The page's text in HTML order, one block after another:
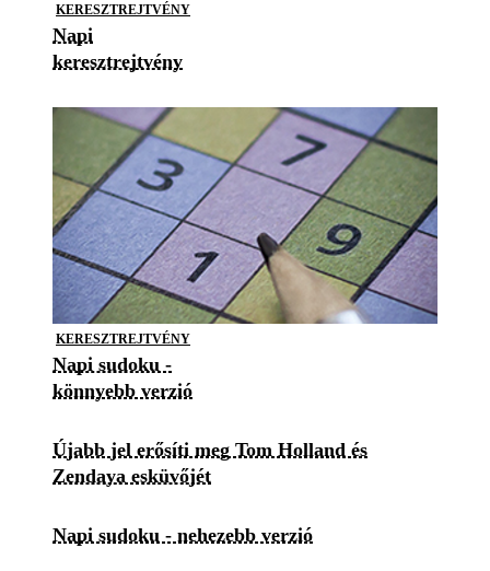
KERESZTREJTVÉNY
Napi
keresztrejtvény
KERESZTREJTVÉNY
Napi sudoku -
könnyebb verzió
Újabb jel erősíti meg Tom Holland és
Zendaya esküvőjét
Napi sudoku - nehezebb verzió